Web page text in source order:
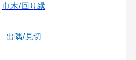
巾木/回り縁
出隅/見切